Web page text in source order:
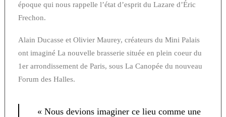
époque qui nous rappelle l’état d’esprit du Lazare d’Éric
Frechon.
Alain Ducasse et Olivier Maurey, créateurs du Mini Palais
ont imaginé La nouvelle brasserie située en plein coeur du
1er arrondissement de Paris, sous La Canopée du nouveau
Forum des Halles.
« Nous devions imaginer ce lieu comme une